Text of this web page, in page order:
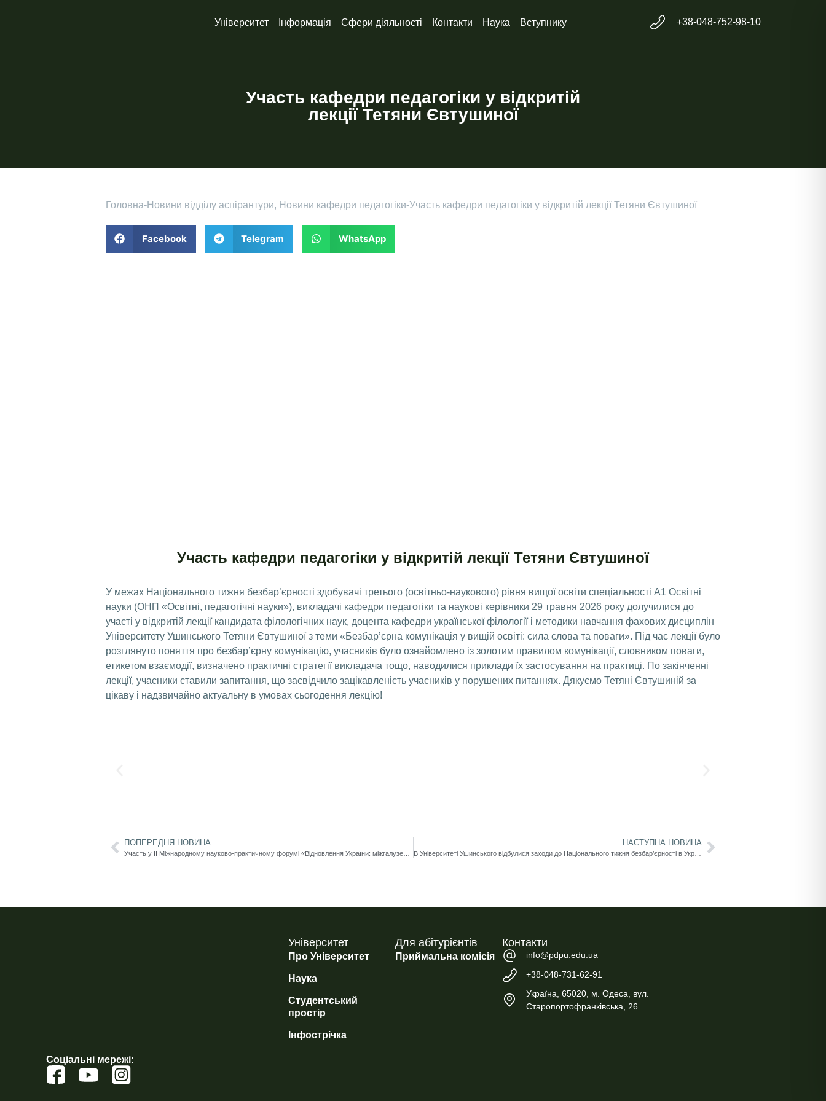
Університет Інформація Сфери діяльності Контакти Наука Вступнику +38-048-752-98-10
Участь кафедри педагогіки у відкритій
лекції Тетяни Євтушиної
Головна-Новини відділу аспірантури, Новини кафедри педагогіки-Участь кафедри педагогіки у відкритій лекції Тетяни Євтушиної
Facebook Telegram WhatsApp
Участь кафедри педагогіки у відкритій лекції Тетяни Євтушиної
У межах Національного тижня безбар’єрності здобувачі третього (освітньо-наукового) рівня вищої освіти спеціальності А1 Освітні
науки (ОНП «Освітні, педагогічні науки»), викладачі кафедри педагогіки та наукові керівники 29 травня 2026 року долучилися до
участі у відкритій лекції кандидата філологічних наук, доцента кафедри української філології і методики навчання фахових дисциплін
Університету Ушинського Тетяни Євтушиної з теми «Безбар’єрна комунікація у вищій освіті: сила слова та поваги». Під час лекції було
розглянуто поняття про безбар’єрну комунікацію, учасників було ознайомлено із золотим правилом комунікації, словником поваги,
етикетом взаємодії, визначено практичні стратегії викладача тощо, наводилися приклади їх застосування на практиці. По закінченні
лекції, учасники ставили запитання, що засвідчило зацікавленість учасників у порушених питаннях. Дякуємо Тетяні Євтушиній за
цікаву і надзвичайно актуальну в умовах сьогодення лекцію!
ПОПЕРЕДНЯ НОВИНА НАСТУПНА НОВИНА
В Університеті Ушинського відбулися заходи до Національного тижня безбар’єрності в Україні (25-31 травня 2026 року)
Соціальні мережі:
Університет
Про Університет
Наука
Студентський
простір
Інфострічка
Для абітурієнтів
Приймальна комісія
Контакти
info@pdpu.edu.ua
+38-048-731-62-91
Україна, 65020, м. Одеса, вул.
Старопортофранківська, 26.